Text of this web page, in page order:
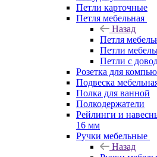
Петли карточные
Петля мебельная
Назад
Петля
Петли
Петли с
Розетка для
Подвеска
Полка для ванной
Полкодержатели
Рейлинги и
16 мм
Ручки мебельные
Назад